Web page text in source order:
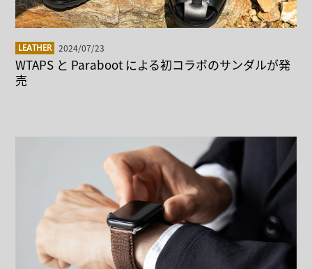
LEATHER 2024/07/23
WTAPS と Paraboot による初コラボのサンダルが発
売